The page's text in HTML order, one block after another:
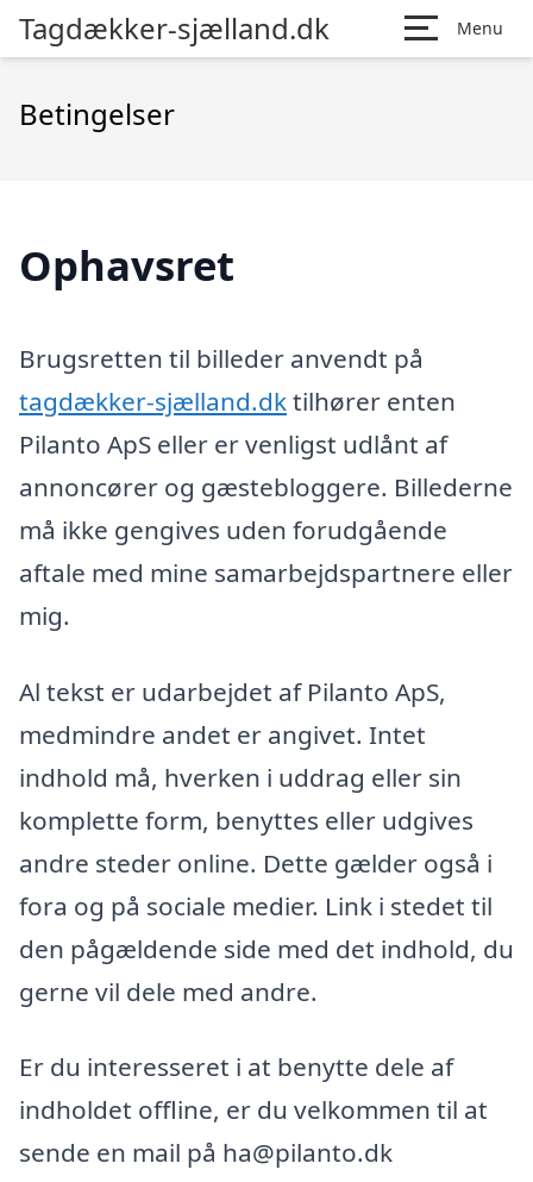
Tagdækker-sjælland.dk Menu
Betingelser
Ophavsret
Brugsretten til billeder anvendt på
tagdækker-sjælland.dktilhører enten
Pilanto ApS eller er venligst udlånt af
annoncører og gæstebloggere. Billederne
må ikke gengives uden forudgående
aftale med mine samarbejdspartnere eller
mig.
Al tekst er udarbejdet af Pilanto ApS,
medmindre andet er angivet. Intet
indhold må, hverken i uddrag eller sin
komplette form, benyttes eller udgives
andre steder online. Dette gælder også i
fora og på sociale medier. Link i stedet til
den pågældende side med det indhold, du
gerne vil dele med andre.
Er du interesseret i at benytte dele af
indholdet offline, er du velkommen til at
sende en mail på ha@pilanto.dk